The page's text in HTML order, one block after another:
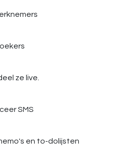
ze live.
SMS
en to-dolijsten